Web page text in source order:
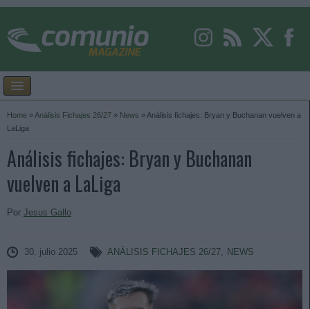
Home »Análisis Fichajes 26/27 » News » Análisis fichajes: Bryan y Buchanan vuelven a
LaLiga
Análisis fichajes: Bryan y Buchanan
vuelven a LaLiga
Por Jesus Gallo
30. julio 2025 ANÁLISIS FICHAJES 26/27, NEWS